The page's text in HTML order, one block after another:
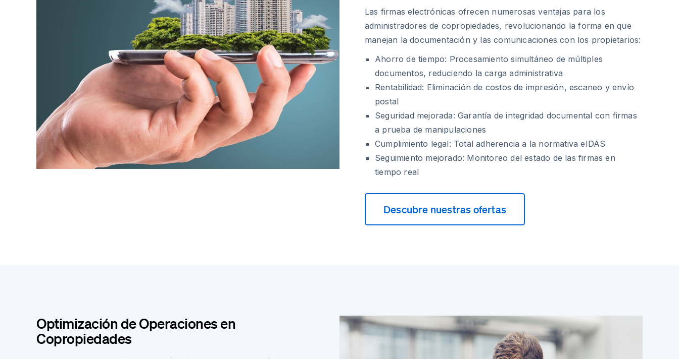
Las firmas electrónicas ofrecen numerosas ventajas para los
administradores de copropiedades, revolucionando la forma en que
manejan la documentación y las comunicaciones con los propietarios:
Ahorro de tiempo: Procesamiento simultáneo de múltiples
documentos, reduciendo la carga administrativa
Rentabilidad: Eliminación de costos de impresión, escaneo y envío
postal
Seguridad mejorada: Garantía de integridad documental con firmas
a prueba de manipulaciones
Cumplimiento legal: Total adherencia a la normativa eIDAS
Seguimiento mejorado: Monitoreo del estado de las firmas en
tiempo real
Descubre nuestras ofertas
Optimización de Operaciones en
Copropiedades